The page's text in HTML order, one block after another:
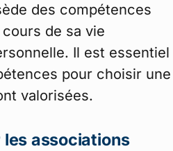
des compétences
de sa vie
Il est essentiel
pour choisir une
valorisées.
associations